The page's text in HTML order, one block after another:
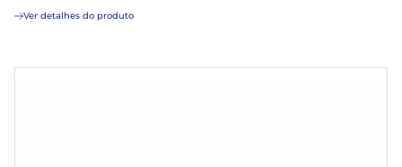
Ver detalhes do produto